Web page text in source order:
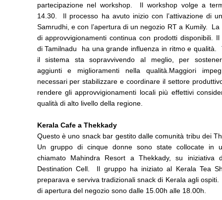
partecipazione nel workshop. Il workshop volge a
14.30. Il processo ha avuto inizio con l’attivazione di
Samrudhi, e con l’apertura di un negozio RT a Kumily. La
di approvvigionamenti continua con prodotti disponibili. Il
di Tamilnadu ha una grande influenza in ritmo e qualità.
il sistema sta sopravvivendo al meglio, per
aggiunti e miglioramenti nella qualità.Maggiori
necessari per stabilizzare e coordinare il settore
rendere gli approvvigionamenti locali più effettivi
qualità di alto livello della regione.
Kerala Cafe a Thekkady
Questo è uno snack bar gestito dalle comunità tribu dei
Un gruppo di cinque donne sono state collocate in
chiamato Mahindra Resort a Thekkady, su iniziativa
Destination Cell. Il gruppo ha iniziato al Kerala Tea
preparava e serviva tradizionali snack di Kerala agli
di apertura del negozio sono dalle 15.00h alle